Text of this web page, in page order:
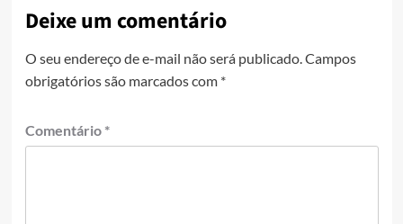
Deixe um comentário
O seu endereço de e-mail não será publicado. Campos
obrigatórios são marcados com *
Comentário *